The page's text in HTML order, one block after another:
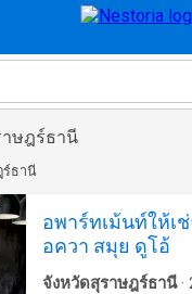
าษฎร์ธานี
ร์ธานี
อพาร์ทเม้นท์ให้เ
อควา สมุย ดูโอ้
จังหวัดสุราษฎร์ธานี ·